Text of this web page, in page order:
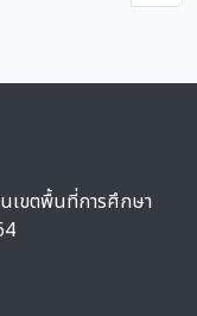
เขตพื้นที่การศึกษา